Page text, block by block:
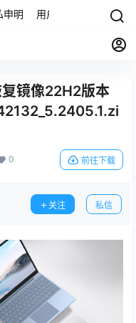
申明 用户协议 联系我们
镜像22H2版本
0 前往下载
关注 私信